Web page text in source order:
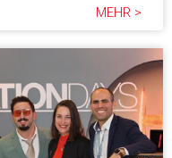
MEHR >